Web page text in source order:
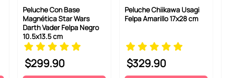
Peluche Con Base
Magnética Star Wars
Darth Vader Felpa Negro
10.5x13.5 cm
$299.90
Peluche Chiikawa Usagi
Felpa Amarillo 17x28 cm
$329.90